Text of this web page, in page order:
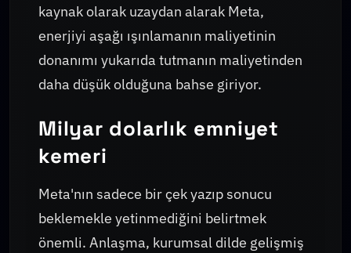
kaynak olarak uzaydan alarak Meta,
enerjiyi aşağı ışınlamanın maliyetinin
donanımı yukarıda tutmanın maliyetinden
daha düşük olduğuna bahse giriyor.
Milyar dolarlık emniyet
kemeri
Meta'nın sadece bir çek yazıp sonucu
beklemekle yetinmediğini belirtmek
önemli. Anlaşma, kurumsal dilde gelişmiş